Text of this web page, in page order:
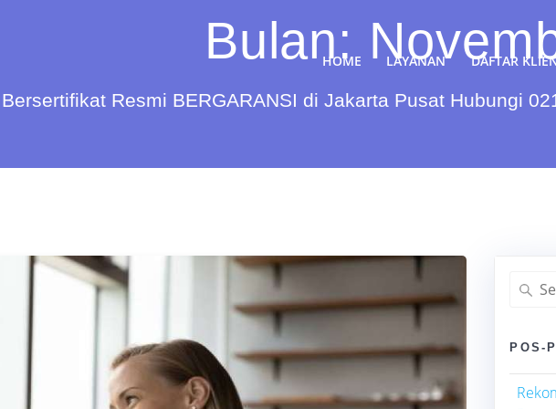
HOME LAYANAN DAFTAR
Bulan:
Resmi BERGARANSI di Jakarta Pusat Hubungi
Search
for:
POS-